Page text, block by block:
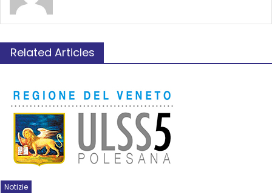
Related Articles
Notizie